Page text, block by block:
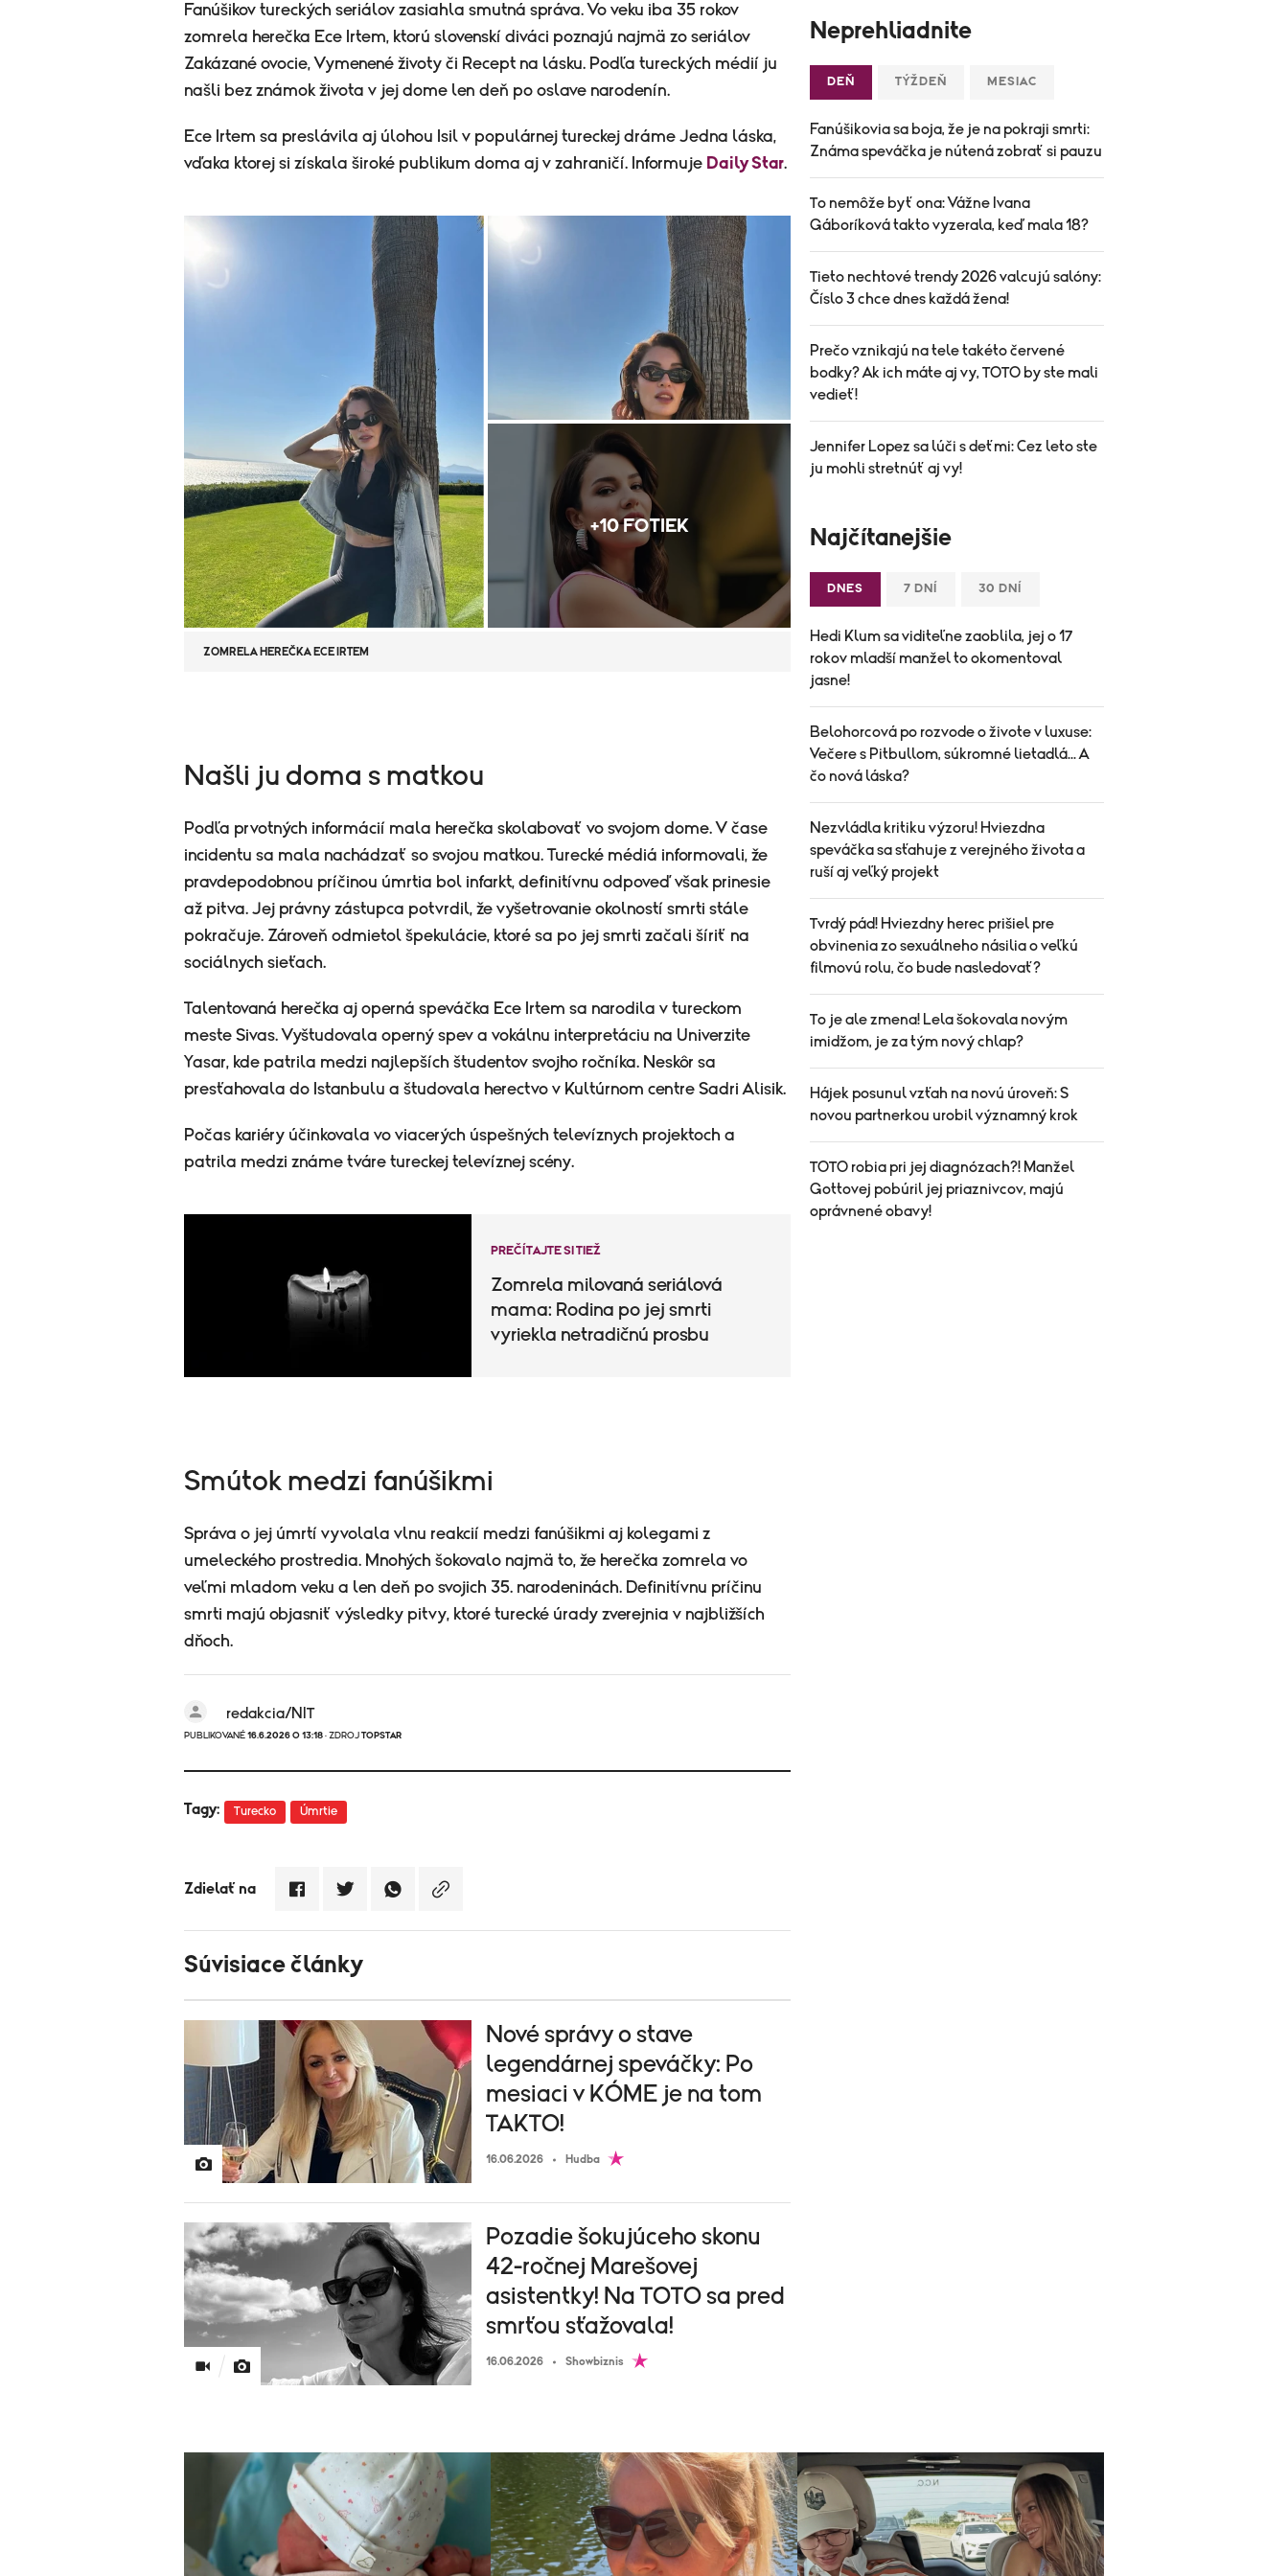
Fanúšikov tureckých seriálov zasiahla smutná správa. Vo veku iba 35 rokov
zomrela herečka Ece Irtem, ktorú slovenskí diváci poznajú najmä zo seriálov
Zakázané ovocie, Vymenené životy či Recept na lásku. Podľa tureckých médií ju
našli bez známok života v jej dome len deň po oslave narodenín.
Ece Irtem sa preslávila aj úlohou Isil v populárnej tureckej dráme Jedna láska,
vďaka ktorej si získala široké publikum doma aj v zahraničí. Informuje Daily Star.
+10 FOTIEK
ZOMRELA HEREČKA ECE IRTEM
Našli ju doma s matkou
Podľa prvotných informácií mala herečka skolabovať vo svojom dome. V čase
incidentu sa mala nachádzať so svojou matkou. Turecké médiá informovali, že
pravdepodobnou príčinou úmrtia bol infarkt, definitívnu odpoveď však prinesie
až pitva. Jej právny zástupca potvrdil, že vyšetrovanie okolností smrti stále
pokračuje. Zároveň odmietol špekulácie, ktoré sa po jej smrti začali šíriť na
sociálnych sieťach.
Talentovaná herečka aj operná speváčka Ece Irtem sa narodila v tureckom
meste Sivas. Vyštudovala operný spev a vokálnu interpretáciu na Univerzite
Yasar, kde patrila medzi najlepších študentov svojho ročníka. Neskôr sa
presťahovala do Istanbulu a študovala herectvo v Kultúrnom centre Sadri Alisik.
Počas kariéry účinkovala vo viacerých úspešných televíznych projektoch a
patrila medzi známe tváre tureckej televíznej scény.
PREČÍTAJTE SI TIEŽ
Zomrela milovaná seriálová
mama: Rodina po jej smrti
vyriekla netradičnú prosbu
Smútok medzi fanúšikmi
Správa o jej úmrtí vyvolala vlnu reakcií medzi fanúšikmi aj kolegami z
umeleckého prostredia. Mnohých šokovalo najmä to, že herečka zomrela vo
veľmi mladom veku a len deň po svojich 35. narodeninách. Definitívnu príčinu
smrti majú objasniť výsledky pitvy, ktoré turecké úrady zverejnia v najbližších
dňoch.
redakcia/NIT
PUBLIKOVANÉ 16.6.2026 O 13:18 · ZDROJ TOPSTAR
Tagy: Turecko Úmrtie
Zdielať na
Súvisiace články
Nové správy o stave
legendárnej speváčky: Po
mesiaci v KÓME je na tom
TAKTO!
16.06.2026 Hudba
Pozadie šokujúceho skonu
42-ročnej Marešovej
asistentky! Na TOTO sa pred
smrťou sťažovala!
16.06.2026 Showbiznis
Neprehliadnite
DEŇ TÝŽDEŇ MESIAC
Fanúšikovia sa boja, že je na pokraji smrti:
Známa speváčka je nútená zobrať si pauzu
To nemôže byť ona: Vážne Ivana
Gáboríková takto vyzerala, keď mala 18?
Tieto nechtové trendy 2026 valcujú salóny:
Číslo 3 chce dnes každá žena!
Prečo vznikajú na tele takéto červené
bodky? Ak ich máte aj vy, TOTO by ste mali
vedieť!
Jennifer Lopez sa lúči s deťmi: Cez leto ste
ju mohli stretnúť aj vy!
Najčítanejšie
DNES 7 DNÍ 30 DNÍ
Hedi Klum sa viditeľne zaoblila, jej o 17
rokov mladší manžel to okomentoval
jasne!
Belohorcová po rozvode o živote v luxuse:
Večere s Pitbullom, súkromné lietadlá... A
čo nová láska?
Nezvládla kritiku výzoru! Hviezdna
speváčka sa sťahuje z verejného života a
ruší aj veľký projekt
Tvrdý pád! Hviezdny herec prišiel pre
obvinenia zo sexuálneho násilia o veľkú
filmovú rolu, čo bude nasledovať?
To je ale zmena! Lela šokovala novým
imidžom, je za tým nový chlap?
Hájek posunul vzťah na novú úroveň: S
novou partnerkou urobil významný krok
TOTO robia pri jej diagnózach?! Manžel
Gottovej pobúril jej priaznivcov, majú
oprávnené obavy!